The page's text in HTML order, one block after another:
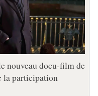
nouveau docu-film de
la participation